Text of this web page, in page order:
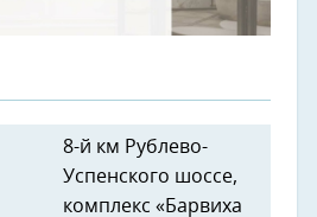
8-й км Рублево-
Успенского шоссе,
комплекс «Барвиха